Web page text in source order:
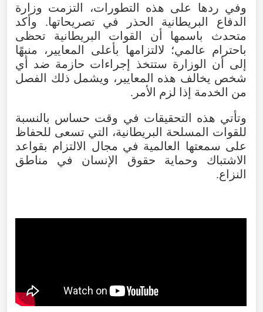
وفي ردها على هذه التطورات، التزمت وزارة
الدفاع البريطانية الحذر في تصريحاتها. وأكد
متحدث باسمها أن القوات البريطانية تحظى
باحترام عالمي؛ لالتزامها بأعلى المعايير، منبهًا
إلى أن الوزارة ستتخذ إجراءات حازمة ضد أي
شخص يخالف هذه المعايير، ويشمل ذلك الفصل
من الخدمة إذا لزم الأمر.
وتأتي هذه التحقيقات في وقت حساس بالنسبة
للقوات المسلحة البريطانية، التي تسعى للحفاظ
على سمعتها العالمية في مجال الالتزام بقواعد
الاشتباك وحماية حقوق الإنسان في مناطق
النزاع.